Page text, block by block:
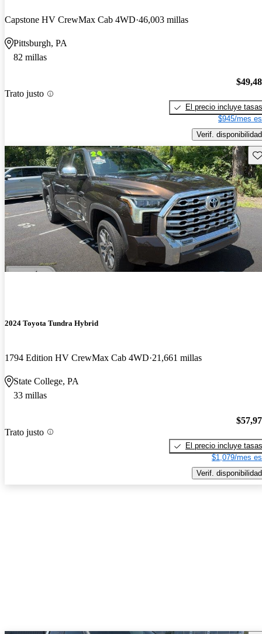
Capstone HV CrewMax Cab 4WD 46,003 millas
Pittsburgh, PA
82 millas
Trato justo
El precio incluye tasas
$945/mes
Verif. disponibilidad
2024 Toyota Tundra Hybrid
1794 Edition HV CrewMax Cab 4WD 21,661 millas
State College, PA
33 millas
Trato justo
El precio incluye tasas
$1,079/mes
Verif. disponibilidad